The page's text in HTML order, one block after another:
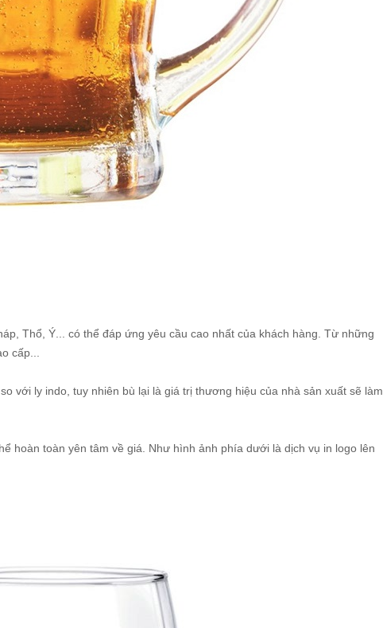
Thổ, Ý... có thể đáp ứng yêu cầu cao nhất của khách hàng. Từ những
cấp...
với ly indo, tuy nhiên bù lại là giá trị thương hiệu của nhà sản xuất sẽ làm
hoàn toàn yên tâm về giá. Như hình ảnh phía dưới là dịch vụ in logo lên